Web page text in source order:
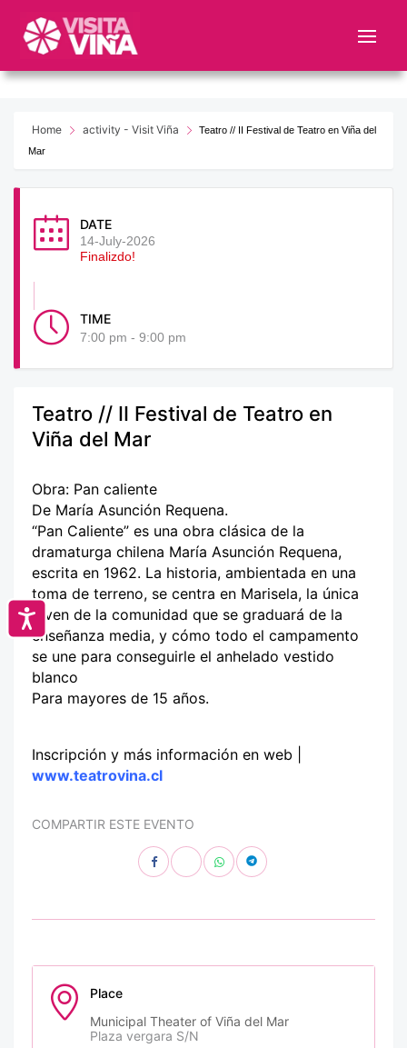
este
web
sistema
Accesibilidad
Home activity - Visit Viña
Teatro // II Festival de Teatro en Viña del
Mar
DATE
14-July-2026
Finalizdo!
TIME
7:00 pm - 9:00 pm
Teatro // II Festival de Teatro en
Viña del Mar
Obra: Pan caliente
De María Asunción Requena.
“Pan Caliente” es una obra clásica de la
dramaturga chilena María Asunción Requena,
escrita en 1962. La historia, ambientada en una
toma de terreno, se centra en Marisela, la única
joven de la comunidad que se graduará de la
enseñanza media, y cómo todo el campamento
se une para conseguirle el anhelado vestido
blanco
Para mayores de 15 años.
Inscripción y más información en web |
www.teatrovina.cl
COMPARTIR ESTE EVENTO
Place
Municipal Theater of Viña del Mar
Plaza vergara S/N